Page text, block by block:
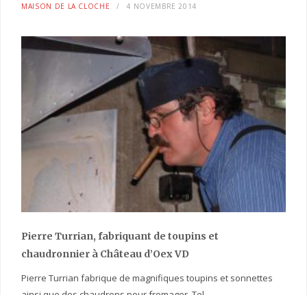
MAISON DE LA CLOCHE 4 NOVEMBRE 2014
Pierre Turrian, fabriquant de toupins et
chaudronnier à Château d’Oex VD
Pierre Turrian fabrique de magnifiques toupins et sonnettes